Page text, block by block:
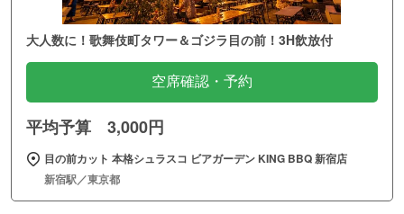
大人数に！歌舞伎町タワー＆ゴジラ目の前！3H飲放付
空席確認・予約
平均予算 3,000円
目の前カット 本格シュラスコ ビアガーデン KING BBQ 新宿店
新宿駅／東京都